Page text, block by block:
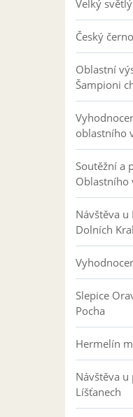
Velký
Český
Oblastní
Šampioni
oblastního
Soutěžní a
Oblastního
Návštěva u
Dolních
Slepice
Pocha
Hermelín
Návštěva u
Líšťanech